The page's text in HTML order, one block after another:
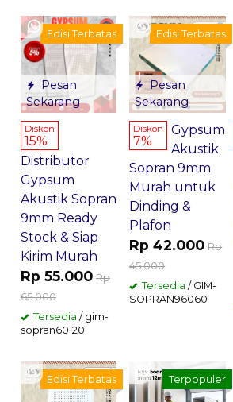
Pesan
Sekarang
Edisi Terbatas
Diskon
15%
Distributor
Gypsum
Akustik Sopran
9mm Ready
Stock & Siap
Kirim Murah
Rp 55.000 Rp
65.000
Tersedia / gim-
sopran60120
Pesan
Sekarang
Edisi Terbatas
Diskon
7%
Gypsum
Akustik
Sopran 9mm
Murah untuk
Dinding &
Plafon
Rp 42.000 Rp
45.000
Tersedia / GIM-
SOPRAN96060
Edisi Terbatas Terpopuler